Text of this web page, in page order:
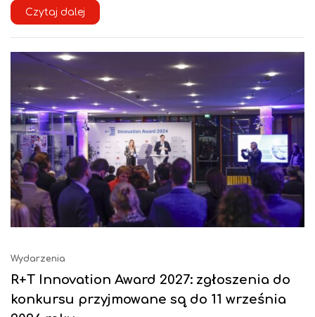
Czytaj dalej
Wydarzenia
R+T Innovation Award 2027: zgłoszenia do
konkursu przyjmowane są do 11 września